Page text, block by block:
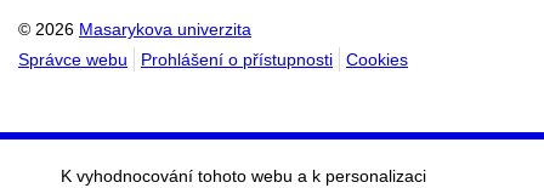
© 2026 Masarykova univerzita
Správce webu
Prohlášení o přístupnosti Cookies
K vyhodnocování tohoto webu a k personalizaci